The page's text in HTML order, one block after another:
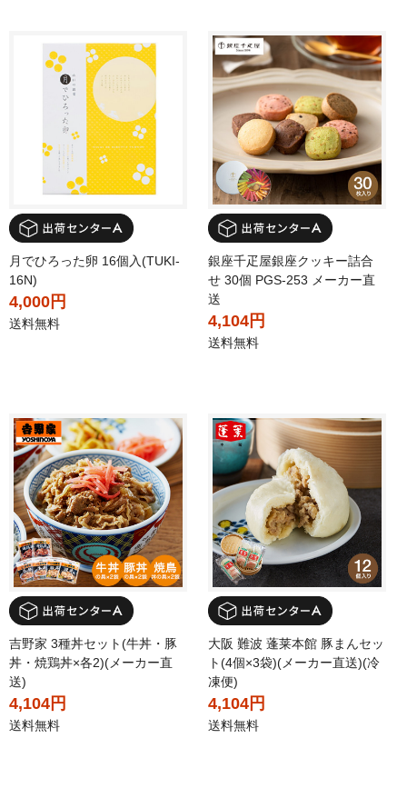
月でひろった卵 16個入(TUKI-
16N)
4,000円
送料無料
銀座千疋屋銀座クッキー詰合
せ 30個 PGS-253 メーカー直
送
4,104円
送料無料
吉野家 3種丼セット(牛丼・豚
丼・焼鶏丼×各2)(メーカー直
送)
4,104円
送料無料
大阪 難波 蓬莱本館 豚まんセッ
ト(4個×3袋)(メーカー直送)(冷
凍便)
4,104円
送料無料